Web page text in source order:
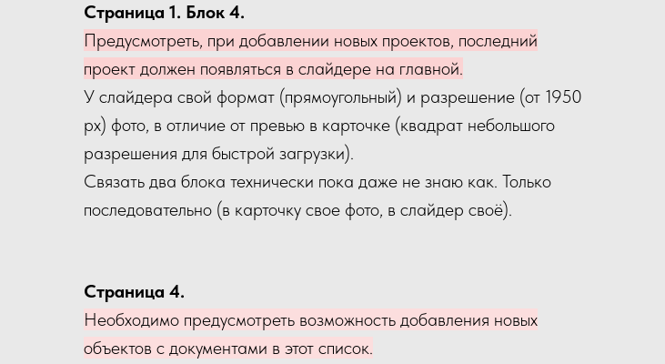
Страница 1. Блок 4.
Предусмотреть, при добавлении новых проектов, последний
проект должен появляться в слайдере на главной.
У слайдера свой формат (прямоугольный) и разрешение (от 1950
рx) фото, в отличие от превью в карточке (квадрат небольшого
разрешения для быстрой загрузки).
Связать два блока технически пока даже не знаю как. Только
последовательно (в карточку свое фото, в слайдер своё).
Страница 4.
Необходимо предусмотреть возможность добавления новых
объектов с документами в этот список.